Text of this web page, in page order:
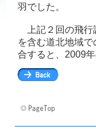
羽でした。
上記２回の飛行
を含む道北地域
合すると、2009